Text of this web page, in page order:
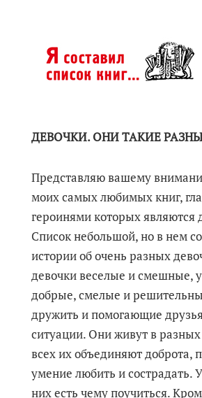
ДЕВОЧКИ. ОНИ ТАКИЕ
Представляю вашему
моих самых любимых книг,
героинями которых являются
Список небольшой, но в нем
истории об очень разных
девочки веселые и смешные,
добрые, смелые и
дружить и помогающие
ситуации. Они живут в разных
всех их объединяют доброта,
умение любить и сострадать.
них есть чему поучиться.